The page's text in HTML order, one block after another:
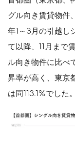
グル向き賃貸物件
年1～3月の引越し
て以降、11月まで
ル向き物件に比べ
昇率が高く、東京
は同113.1%でした。